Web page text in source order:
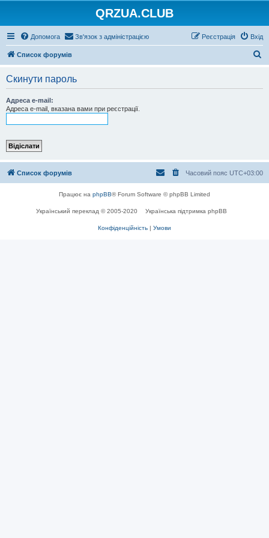
QRZUA.CLUB
Допомога Зв'язок з адміністрацією Вхід
Реєстрація
Список форумів
Скинути пароль
Адреса e-mail:
Адреса e-mail, вказана вами при реєстрації.
Список форумів Часовий пояс UTC+03:00
Працює на phpBB® Forum Software © phpBB Limited
Український переклад © 2005-2020 Українська підтримка phpBB
Конфіденційність | Умови